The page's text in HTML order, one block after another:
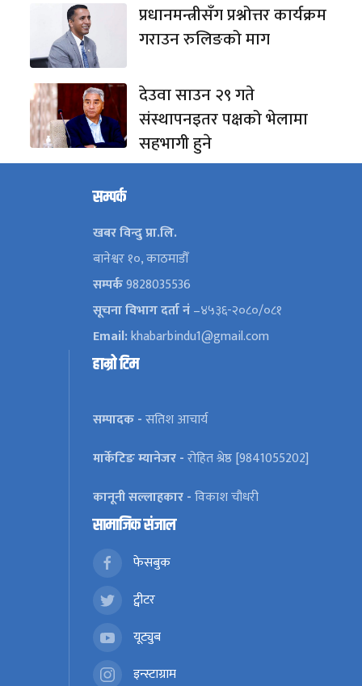
प्रधानमन्त्रीसँग प्रश्नोत्तर कार्यक्रम
गराउन रुलिङको माग
देउवा साउन २९ गते
संस्थापनइतर पक्षको भेलामा
सहभागी हुने
सम्पर्क
खबर विन्दु प्रा.लि.
बानेश्वर १०, काठमाडौँ
सम्पर्क9828035536
सूचना विभाग दर्ता नं–४५३६-२०८०/०८१
Email:khabarbindu1@gmail.com
हाम्रो टिम
सम्पादक -सतिश आचार्य
मार्केटिङ म्यानेजर -रोहित श्रेष्ठ [9841055202]
कानूनी सल्लाहकार -विकाश चौधरी
सामाजिक संजाल
फेसबुक
ट्वीटर
यूट्युब
इन्स्टाग्राम